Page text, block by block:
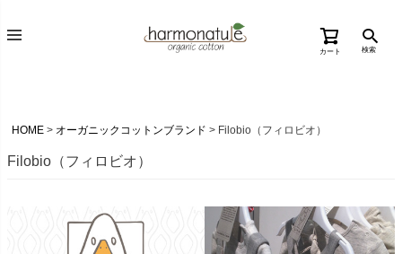
カート 検索
HOME オーガニックコットンブランド Filobio（フィロビオ）
Filobio（フィロビオ）